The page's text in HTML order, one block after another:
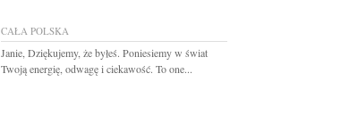
CAŁA POLSKA
Janie, Dziękujemy, że byłeś. Poniesiemy w świat
Twoją energię, odwagę i ciekawość. To one...